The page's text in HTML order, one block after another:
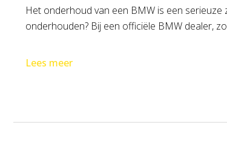
Het onderhoud van een BMW is een
onderhouden? Bij een officiële BMW dealer,
Lees meer